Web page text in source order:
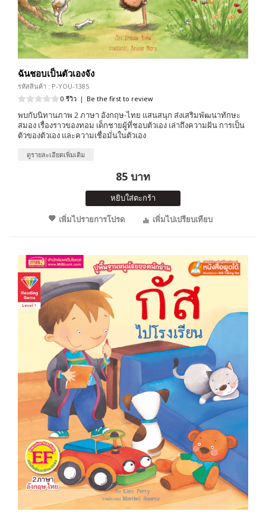
ฉันชอบเป็นตัวเองจัง
รหัสสินค้า : P-YOU-1385
0 รีวิว | Be the first to review
พบกับนิทานภาพ 2 ภาษา อังกฤษ-ไทย แสนสนุก ส่งเสริมพัฒนาทักษะ
สมอง เรื่องราวของทอม เด็กชายผู้ที่ชอบตัวเอง เล่าถึงความฝัน การเป็น
ตัวของตัวเอง และความเชื่อมั่นในตัวเอง
ดูรายละเอียดเพิ่มเติม
85 บาท
หยิบใส่ตะกร้า
เพิ่มไปรายการโปรด
เพิ่มไปเปรียบเทียบ